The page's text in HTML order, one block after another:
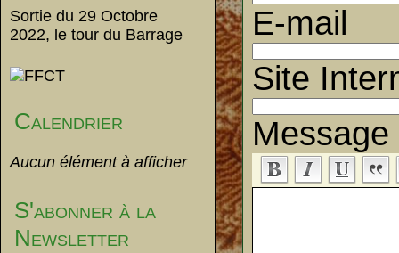
Sortie du 29 Octobre
2022, le tour du Barrage
Calendrier
Aucun élément à afficher
S'abonner à la
Newsletter
E-mail
Site
Message